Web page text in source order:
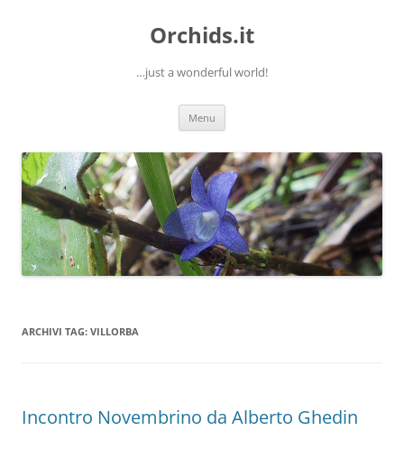
Orchids.it
…just a wonderful world!
Menu
ARCHIVI TAG: VILLORBA
Incontro Novembrino da Alberto Ghedin